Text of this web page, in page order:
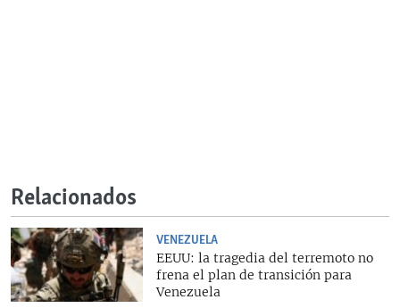
Relacionados
VENEZUELA
EEUU: la tragedia del terremoto no
frena el plan de transición para
Venezuela